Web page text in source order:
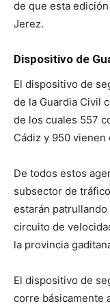
de que esta
Jerez.
Dispositivo de
El dispositivo de
de la Guardia Civil
de los cuales 557
Cádiz y 950
De todos estos
subsector de
estarán
circuito de
la provincia
El dispositivo de
corre básicamente